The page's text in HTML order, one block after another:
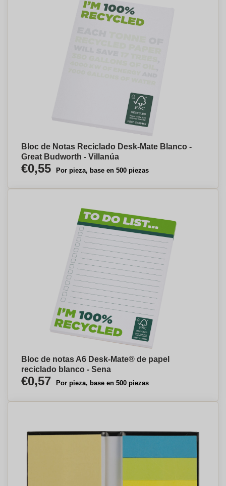
Bloc de Notas Reciclado Desk-Mate Blanco -
Great Budworth - Villanúa
€0,55 Por pieza, base en 500 piezas
Bloc de notas A6 Desk-Mate® de papel
reciclado blanco - Sena
€0,57 Por pieza, base en 500 piezas